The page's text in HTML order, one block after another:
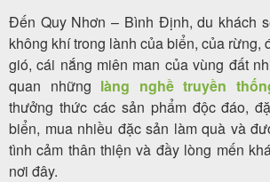
Đến Quy Nhơn – Bình Định, du khách
không khí trong lành của biển, của rừng,
gió, cái nắng miên man của vùng đất
quan những làng nghề truyền
thưởng thức các sản phẩm độc đáo,
biển, mua nhiều đặc sản làm quà và
tình cảm thân thiện và đầy lòng mến
nơi đây.